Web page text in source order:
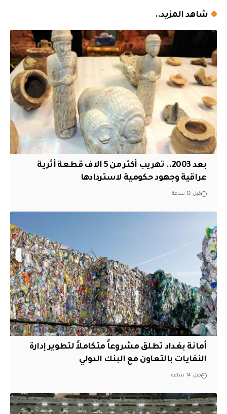
شاهد المزيد..
بعد 2003.. تهريب أكثر من 5 آلاف قطعة أثرية
عراقية وجهود حكومية لاستردادها
قبل 12 ساعة
أمانة بغداد تطلق مشروعاً متكاملاً لتطوير إدارة
النفايات بالتعاون مع البنك الدولي
قبل 14 ساعة